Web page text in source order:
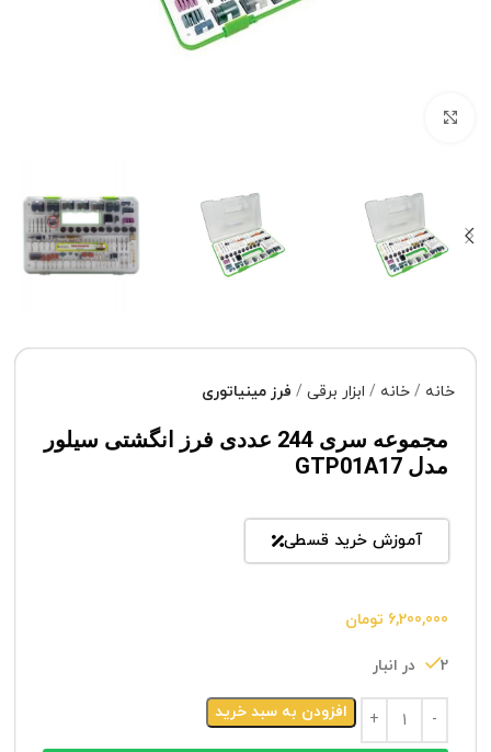
خانه خانه ابزار برقی فرز مینیاتوری
مجموعه سری 244 عددی فرز انگشتی سیلور
مدل GTP01A17
آموزش خرید قسطی
6,200,000 تومان
2 در انبار
افزودن به سبد خرید